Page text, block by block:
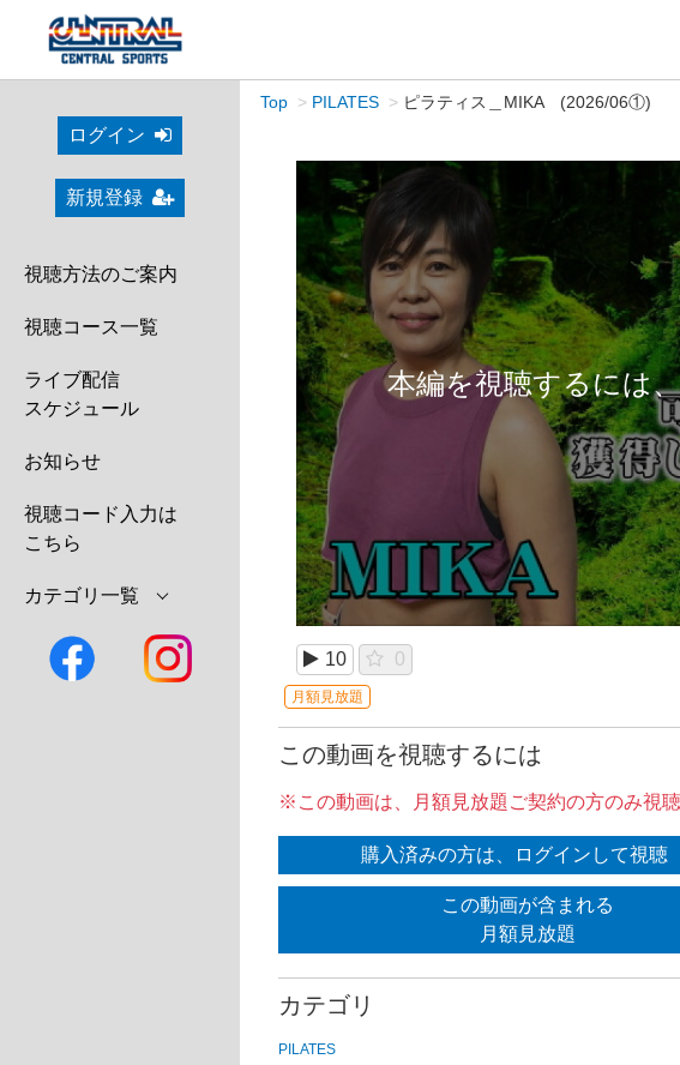
ログイン
新規登録
視聴方法のご案内
視聴コース一覧
ライブ配信
スケジュール
お知らせ
視聴コード入力は
こちら
カテゴリ一覧
Top PILATES ピラティス＿MIKA (2026/06①)
本編を視聴するには
10 0
月額見放題
この動画を視聴するには
※この動画は、月額見放題ご契約の方のみ視
購入済みの方は、ログインして視聴
この動画が含まれる
月額見放題
カテゴリ
PILATES